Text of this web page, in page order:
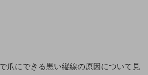
爪にできる黒い縦線の原因について見